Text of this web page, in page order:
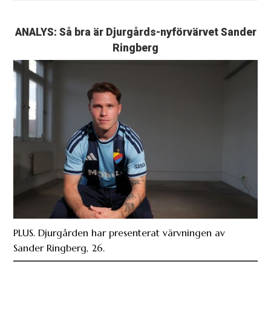
ANALYS: Så bra är Djurgårds-nyförvärvet Sander
Ringberg
PLUS. Djurgården har presenterat värvningen av
Sander Ringberg, 26.